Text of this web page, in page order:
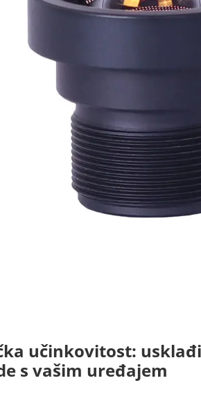
učinkovitost:
s vašim uređajem